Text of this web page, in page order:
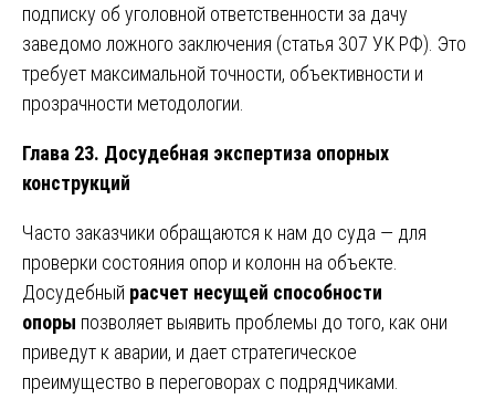
подписку об уголовной ответственности за дачу
заведомо ложного заключения (статья 307 УК РФ). Это
требует максимальной точности, объективности и
прозрачности методологии.
Глава 23. Досудебная экспертиза опорных
конструкций
Часто заказчики обращаются к нам до суда — для
проверки состояния опор и колонн на объекте.
Досудебный расчет несущей способности
опоры позволяет выявить проблемы до того, как они
приведут к аварии, и дает стратегическое
преимущество в переговорах с подрядчиками.